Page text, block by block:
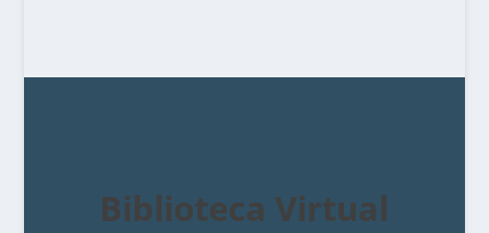
Biblioteca Virtual